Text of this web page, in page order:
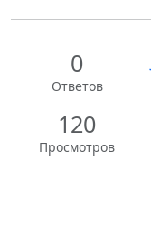
0
Ответов
120
Просмотров